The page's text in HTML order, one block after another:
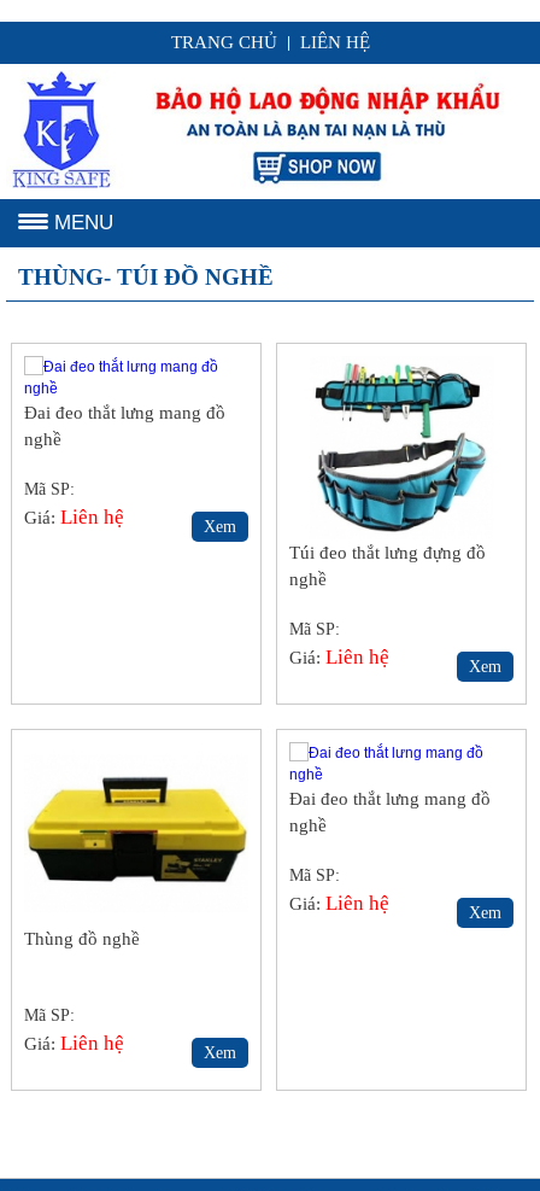
TRANG CHỦ LIÊN HỆ
MENU
THÙNG- TÚI ĐỒ NGHỀ
Đai đeo thắt lưng mang đồ
nghề
Mã SP:
Giá:Liên hệ Xem
Túi đeo thắt lưng đựng đồ
nghề
Mã SP:
Giá:Liên hệ Xem
Thùng đồ nghề
Mã SP:
Giá:Liên hệ Xem
Đai đeo thắt lưng mang đồ
nghề
Mã SP:
Giá:Liên hệ Xem